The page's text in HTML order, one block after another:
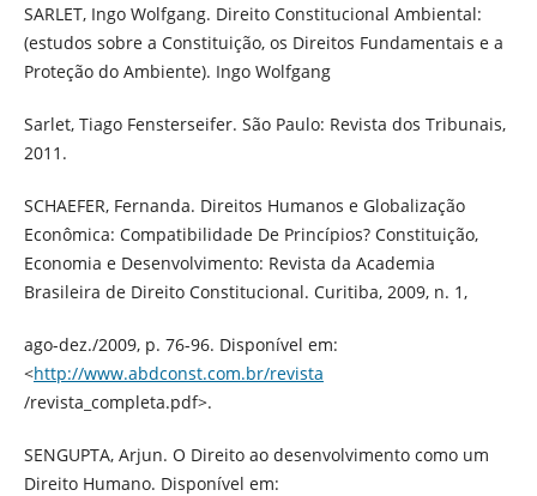
SARLET, Ingo Wolfgang. Direito Constitucional Ambiental:
(estudos sobre a Constituição, os Direitos Fundamentais e a
Proteção do Ambiente). Ingo Wolfgang
Sarlet, Tiago Fensterseifer. São Paulo: Revista dos Tribunais,
2011.
SCHAEFER, Fernanda. Direitos Humanos e Globalização
Econômica: Compatibilidade De Princípios? Constituição,
Economia e Desenvolvimento: Revista da Academia
Brasileira de Direito Constitucional. Curitiba, 2009, n. 1,
ago-dez./2009, p. 76-96. Disponível em:
<http://www.abdconst.com.br/revista
/revista_completa.pdf>.
SENGUPTA, Arjun. O Direito ao desenvolvimento como um
Direito Humano. Disponível em: